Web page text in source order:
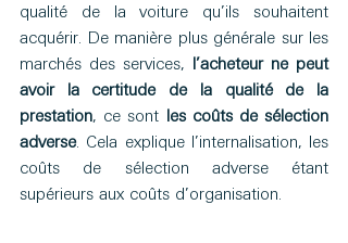
qualité de la voiture qu’ils souhaitent
acquérir. De manière plus générale sur les
marchés des services, l’acheteur ne peut
avoir la certitude de la qualité de la
prestation, ce sont les coûts de sélection
adverse. Cela explique l’internalisation, les
coûts de sélection adverse étant
supérieurs aux coûts d’organisation.